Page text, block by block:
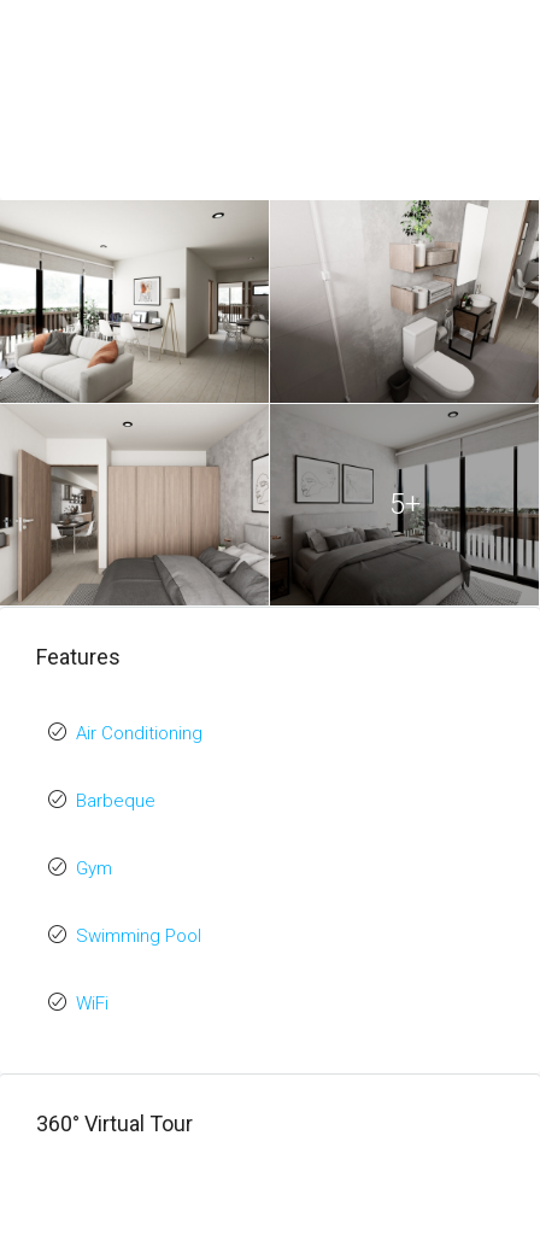
5+
Features
Air Conditioning
Barbeque
Gym
Swimming Pool
WiFi
360° Virtual Tour